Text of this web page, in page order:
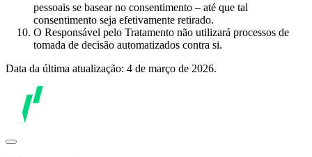
pessoais se basear no consentimento – até que tal
consentimento seja efetivamente retirado.
O Responsável pelo Tratamento não utilizará processos de
tomada de decisão automatizados contra si.
Data da última atualização: 4 de março de 2026.